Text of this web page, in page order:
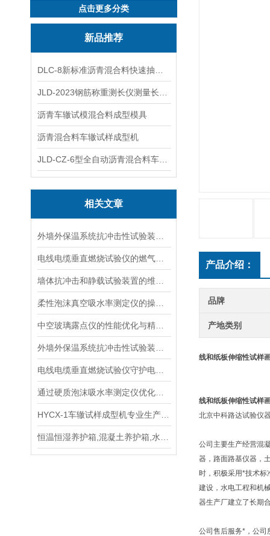
点击更多分类
新品推荐
沥青车辙试模混合料成型模具
沥青混合料车辙试样成型机
相关文章
产品介绍：
品牌
产地类别
线和纸板伸缩性试样
线和纸板伸缩性试样
北京中科路达试验仪
公司主要生产经营混
器，路面路基仪器，
时，积极采用*技术
建设，水电工程和机
器生产厂建立了长期
公司售后服务*，公司